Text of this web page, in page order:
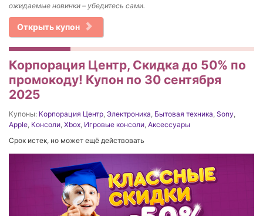
ожидаемые новинки – убедитесь сами.
Открыть купон
Корпорация Центр, Скидка до 50% по
промокоду! Купон по 30 сентября
2025
Купоны: Корпорация Центр Электроника Бытовая техника Sony
Apple Консоли Xbox Игровые консоли Аксессуары
Срок истек, но может ещё действовать